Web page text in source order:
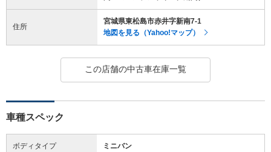
住所
宮城県東松島市赤井字新南7-1
地図を見る（Yahoo!マップ）
この店舗の中古車在庫一覧
車種スペック
ボディタイプ ミニバン